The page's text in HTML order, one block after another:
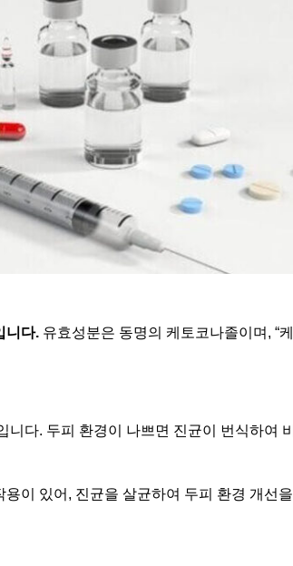
니다. 유효성분은 동명의 케토코나졸이며, “
다. 두피 환경이 나쁘면 진균이 번식하여
용이 있어, 진균을 살균하여 두피 환경 개선